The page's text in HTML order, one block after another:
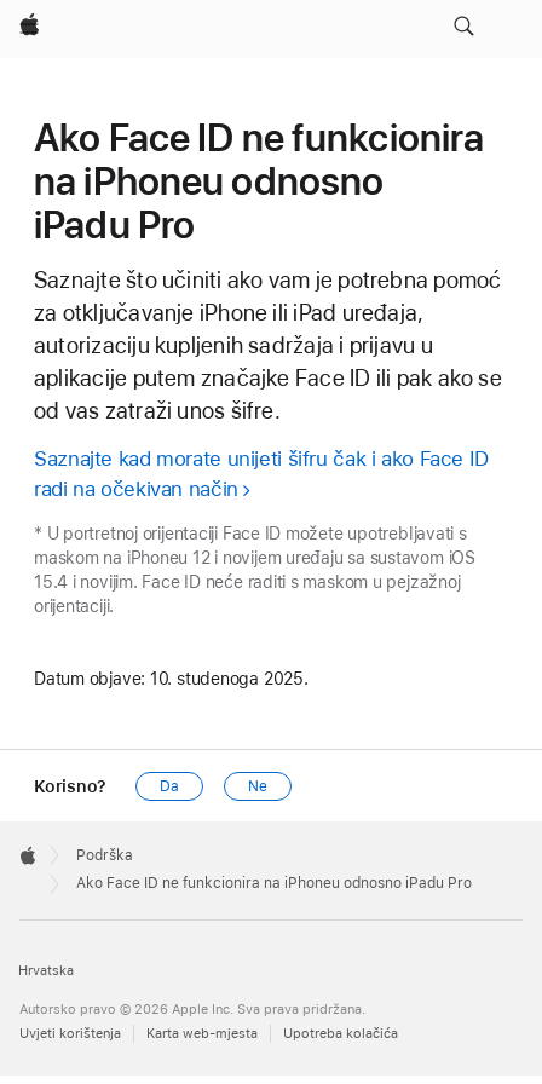
Apple
Ako Face ID ne funkcionira
na iPhoneu odnosno
iPadu Pro
Saznajte što učiniti ako vam je potrebna pomoć
za otključavanje iPhone ili iPad uređaja,
autorizaciju kupljenih sadržaja i prijavu u
aplikacije putem značajke Face ID ili pak ako se
od vas zatraži unos šifre.
Saznajte kad morate unijeti šifru čak i ako Face ID
radi na očekivan način
* U portretnoj orijentaciji Face ID možete upotrebljavati s
maskom na iPhoneu 12 i novijem uređaju sa sustavom iOS
15.4 i novijim. Face ID neće raditi s maskom u pejzažnoj
orijentaciji.
Datum objave: 10. studenoga 2025.
Korisno? Da Ne
Footer

Apple
Podrška
Ako Face ID ne funkcionira na iPhoneu odnosno iPadu Pro
Hrvatska
Autorsko pravo © 2026 Apple Inc. Sva prava pridržana.
Uvjeti korištenja
Karta web-mjesta Upotreba kolačića